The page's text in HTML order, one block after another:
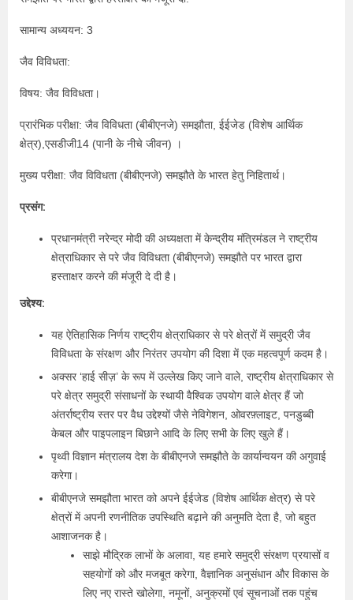
सामान्य अध्ययन: 3
जैव विविधता:
विषय: जैव विविधता।
प्रारंभिक परीक्षा: जैव विविधता (बीबीएनजे) समझौता, ईईजेड (विशेष आर्थिक
क्षेत्र),एसडीजी14 (पानी के नीचे जीवन) ।
मुख्य परीक्षा: जैव विविधता (बीबीएनजे) समझौते के भारत हेतु निहितार्थ।
प्रसंग:
प्रधानमंत्री नरेन्‍द्र मोदी की अध्यक्षता में केन्‍द्रीय मंत्रिमंडल ने राष्ट्रीय
क्षेत्राधिकार से परे जैव विविधता (बीबीएनजे) समझौते पर भारत द्वारा
हस्ताक्षर करने की मंजूरी दे दी है।
उद्देश्य:
यह ऐतिहासिक निर्णय राष्ट्रीय क्षेत्राधिकार से परे क्षेत्रों में समुद्री जैव
विविधता के संरक्षण और निरंतर उपयोग की दिशा में एक महत्वपूर्ण कदम है।
अक्सर ‘हाई सीज़’ के रूप में उल्‍लेख किए जाने वाले, राष्ट्रीय क्षेत्राधिकार से
परे क्षेत्र समुद्री संसाधनों के स्‍थायी वैश्विक उपयोग वाले क्षेत्र हैं जो
अंतर्राष्ट्रीय स्तर पर वैध उद्देश्यों जैसे नेविगेशन, ओवरफ़्लाइट, पनडुब्बी
केबल और पाइपलाइन बिछाने आदि के लिए सभी के लिए खुले हैं।
पृथ्वी विज्ञान मंत्रालय देश के बीबीएनजे समझौते के कार्यान्वयन की अगुवाई
करेगा।
बीबीएनजे समझौता भारत को अपने ईईजेड (विशेष आर्थिक क्षेत्र) से परे
क्षेत्रों में अपनी रणनीतिक उपस्थिति बढ़ाने की अनुमति देता है, जो बहुत
आशाजनक है।
साझे मौद्रिक लाभों के अलावा, यह हमारे समुद्री संरक्षण प्रयासों व
सहयोगों को और मजबूत करेगा, वैज्ञानिक अनुसंधान और विकास के
लिए नए रास्ते खोलेगा, नमूनों, अनुक्रमों एवं सूचनाओं तक पहुंच